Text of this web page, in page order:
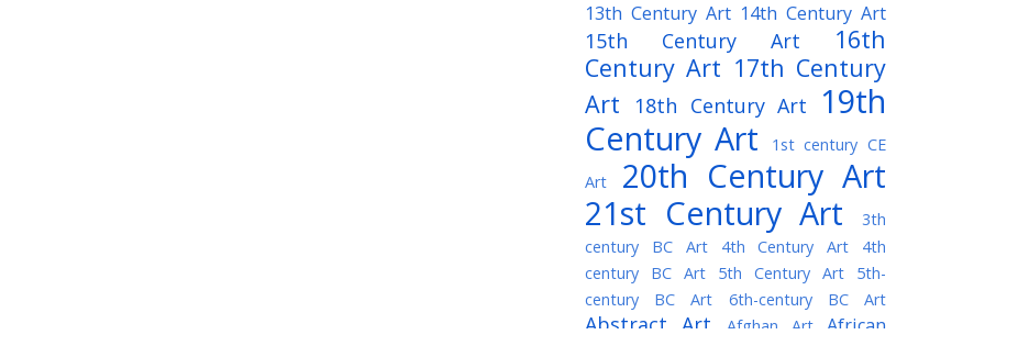
13th Century Art 14th Century Art
15th Century Art
16th
Century Art 17th Century
Art
18th Century Art
19th
Century Art
1st century CE
Art
20th Century Art
21st Century Art
3th
century BC Art
4th Century Art
4th
century BC Art
5th Century Art
5th-
century BC Art
6th-century BC Art
Abstract Art Afghan Art
African